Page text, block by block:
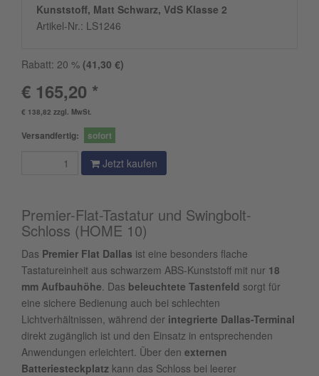
Kunststoff, Matt Schwarz, VdS Klasse 2
Artikel-Nr.: LS1246
Rabatt: 20 % (41,30 €)
€ 165,20 *
€ 138,82 zzgl. MwSt.
Versandfertig: sofort
Jetzt kaufen
Premier-Flat-Tastatur und Swingbolt-
Schloss (HOME 10)
Das Premier Flat Dallas ist eine besonders flache
Tastatureinheit aus schwarzem ABS-Kunststoff mit nur 18
mm Aufbauhöhe . Das beleuchtete Tastenfeld sorgt für
eine sichere Bedienung auch bei schlechten
Lichtverhältnissen, während der integrierte Dallas-Terminal
direkt zugänglich ist und den Einsatz in entsprechenden
Anwendungen erleichtert. Über den externen
Batteriesteckplatz kann das Schloss bei leerer